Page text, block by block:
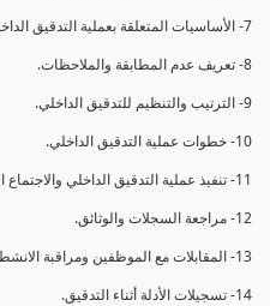
7- الأساسيات المتعلقة بعملية التدقيق الداخلي.
8- تعريف عدم المطابقة والملاحظات.
9- الترتيب والتنظيم للتدقيق الداخلي.
10- خطوات عملية التدقيق الداخلي.
11- تنفيذ عملية التدقيق الداخلي والاجتماع الافتتاحي.
12- مراجعة السجلات والوثائق.
13- المقابلات مع الموظفين ومراقبة الانشطة والمرافق.
14- تسجيلات الأدلة أثناء التدقيق.